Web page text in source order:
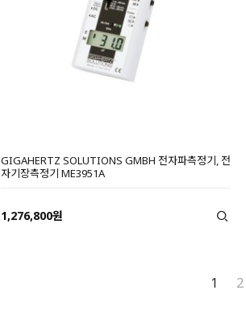
GIGAHERTZ SOLUTIONS GMBH 전자파측정기, 전
자기장측정기 ME3951A
1,276,800원
1 2